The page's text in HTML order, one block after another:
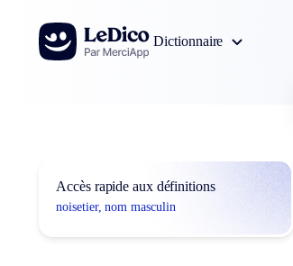
Aller au contenu
Dictionnaire
Accès rapide aux définitions
noisetier, nom masculin